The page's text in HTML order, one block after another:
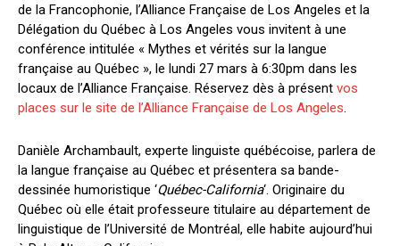
de la Francophonie, l’Alliance Française de Los Angeles et la
Délégation du Québec à Los Angeles vous invitent à une
conférence intitulée « Mythes et vérités sur la langue
française au Québec », le lundi 27 mars à 6:30pm dans les
locaux de l’Alliance Française. Réservez dès à présent vos
places sur le site de l’Alliance Française de Los Angeles
Danièle Archambault, experte linguiste québécoise, parlera de
la langue française au Québec et présentera sa bande-
dessinée humoristique ‘Québec-California‘. Originaire du
Québec où elle était professeure titulaire au département de
linguistique de l’Université de Montréal, elle habite aujourd’hui